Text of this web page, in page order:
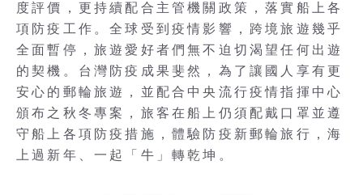
度評價，更持續配合主管機關政策，落實船上各
項防疫工作。全球受到疫情影響，跨境旅遊幾乎
全面暫停，旅遊愛好者們無不迫切渴望任何出遊
的契機。台灣防疫成果斐然，為了讓國人享有更
安心的郵輪旅遊，並配合中央流行疫情指揮中心
頒布之秋冬專案，旅客在船上仍須配戴口罩並遵
守船上各項防疫措施，體驗防疫新郵輪旅行，海
上過新年、一起「牛」轉乾坤。